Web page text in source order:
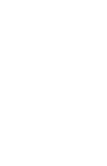
facile à lire (si ce n'est
le livre de Castorio qui